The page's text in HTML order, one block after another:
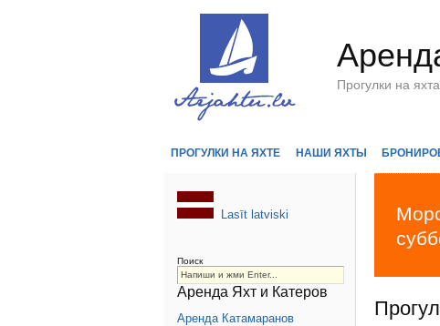
Прогулки на
ПРОГУЛКИ НА ЯХТЕ НАШИ ЯХТЫ
Lasīt latviski
Поиск
Аренда Яхт и Катеров
Аренда Катамаранов